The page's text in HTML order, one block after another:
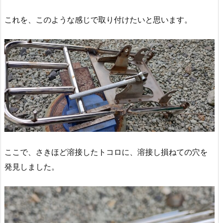
これを、このような感じで取り付けたいと思います。
ここで、さきほど溶接したトコロに、溶接し損ねての穴を
発見しました。